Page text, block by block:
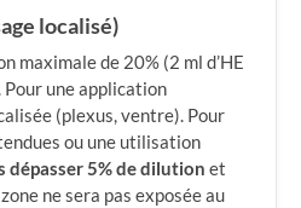
localisé)
maximale de 20% (2 ml d’HE
Pour une application
(plexus, ventre). Pour
ou une utilisation
dépasser 5% de dilution et
ne sera pas exposée au